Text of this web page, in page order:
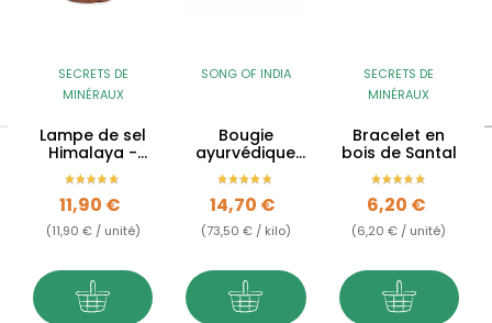
SECRETS DE
MINÉRAUX
Lampe de sel
Himalaya -
1.5kg à 2kg
Prix
11,90 €
(11,90 € / unité)
SONG OF INDIA
Bougie
ayurvédique
Bois de Santal
- végane
Prix
14,70 €
(73,50 € / kilo)
SECRETS DE
MINÉRAUX
Bracelet en
bois de Santal
Prix
6,20 €
(6,20 € / unité)